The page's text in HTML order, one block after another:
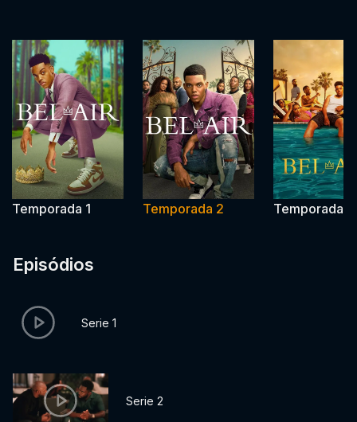
Temporada 1 Temporada 2 Temporada 3
Episódios
Serie 1
Serie 2